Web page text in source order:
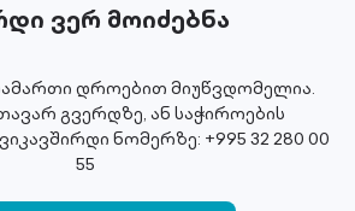
ვერ მოიძებნა
დროებით მიუწვდომელია.
გვერდზე, ან საჭიროების
ნომერზე: +995 32 280 00
55